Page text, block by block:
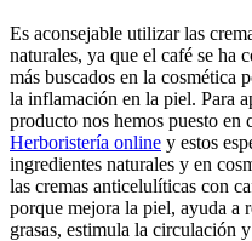
Es aconsejable utilizar las
naturales, ya que el café se ha
más buscados en la cosmética
la inflamación en la piel. Para
producto nos hemos puesto en
Herboristería online y estos
ingredientes naturales y en
las cremas anticelulíticas con
porque mejora la piel, ayuda a
grasas, estimula la circulación